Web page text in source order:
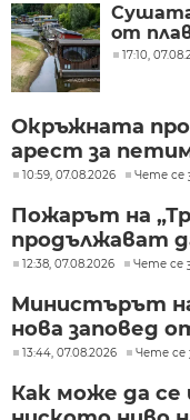
Сушата
от
17:10,
Окръжната
арест за
10:59, 07.08.2026 Чете се
Пожарът на
продължават
12:38, 07.08.2026 Чете се
Министърът
нова заповед
13:44, 07.08.2026 Чете се
Как може да се